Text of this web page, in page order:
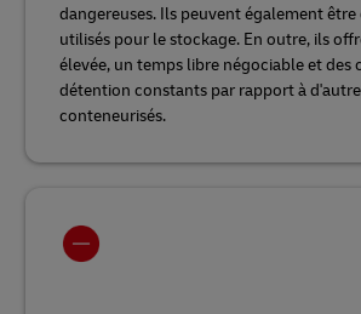
dangereuses. Ils peuvent également
utilisés pour le stockage. En outre, ils
élevée, un temps libre négociable et des
détention constants par rapport à
conteneurisés.